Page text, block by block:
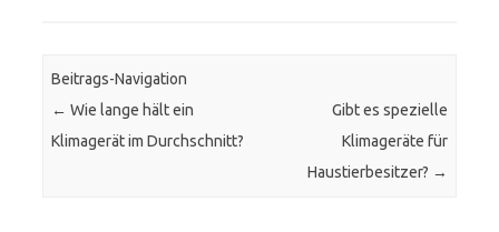
Beitrags-Navigation
← Wie lange hält ein
Klimagerät im Durchschnitt?
Gibt es spezielle
Klimageräte für
Haustierbesitzer? →